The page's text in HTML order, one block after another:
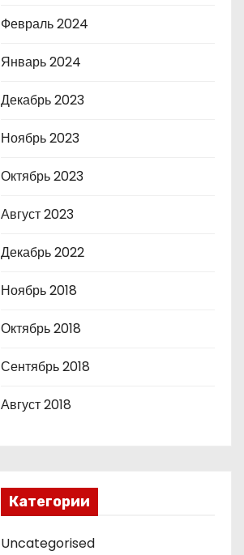
Февраль 2024
Январь 2024
Декабрь 2023
Ноябрь 2023
Октябрь 2023
Август 2023
Декабрь 2022
Ноябрь 2018
Октябрь 2018
Сентябрь 2018
Август 2018
Категории
Uncategorised